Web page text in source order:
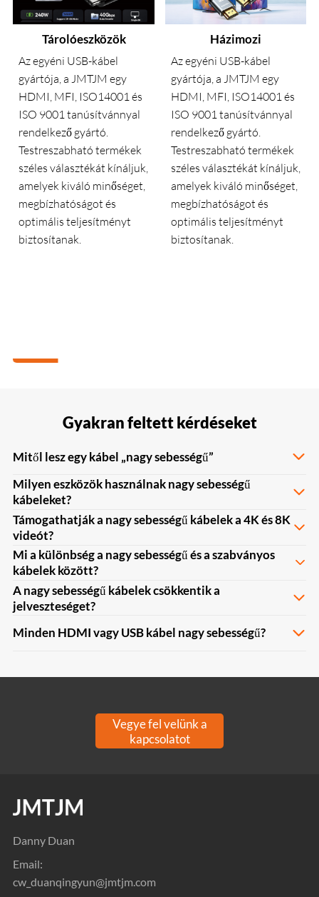
Tárolóeszközök
Az egyéni USB-kábel
gyártója, a JMTJM egy
HDMI, MFI, ISO14001 és
ISO 9001 tanúsítvánnyal
rendelkező gyártó.
Testreszabható termékek
széles választékát kínáljuk,
amelyek kiváló minőséget,
megbízhatóságot és
optimális teljesítményt
biztosítanak.
Házimozi
Az egyéni USB-kábel
gyártója, a JMTJM egy
HDMI, MFI, ISO14001 és
ISO 9001 tanúsítvánnyal
rendelkező gyártó.
Testreszabható termékek
széles választékát kínáljuk,
amelyek kiváló minőséget,
megbízhatóságot és
optimális teljesítményt
biztosítanak.
Gyakran feltett kérdéseket
Mitől lesz egy kábel „nagy sebességű”
Milyen eszközök használnak nagy sebességű
kábeleket?
Támogathatják a nagy sebességű kábelek a 4K és 8K
videót?
Mi a különbség a nagy sebességű és a szabványos
kábelek között?
A nagy sebességű kábelek csökkentik a
jelveszteséget?
Minden HDMI vagy USB kábel nagy sebességű?
Vegye fel velünk a
kapcsolatot
Danny Duan
Email:
cw_duanqingyun@jmtjm.com